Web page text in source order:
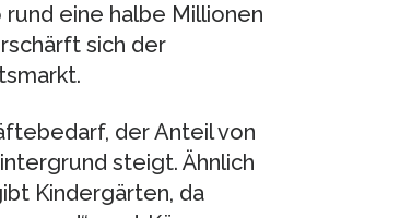
eine halbe Millionen
sich der
der Anteil von
steigt. Ähnlich
Kindergärten, da